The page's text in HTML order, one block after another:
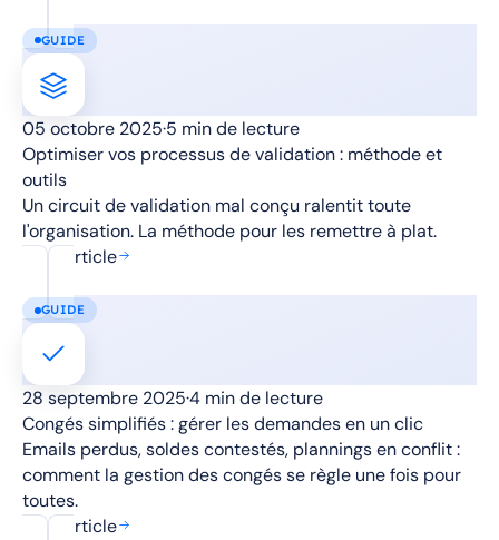
GUIDE
05 octobre 2025·5 min de lecture
Optimiser vos processus de validation : méthode et
outils
Un circuit de validation mal conçu ralentit toute
l'organisation. La méthode pour les remettre à plat.
Lire l'article
GUIDE
28 septembre 2025·4 min de lecture
Congés simplifiés : gérer les demandes en un clic
Emails perdus, soldes contestés, plannings en conflit :
comment la gestion des congés se règle une fois pour
toutes.
Lire l'article